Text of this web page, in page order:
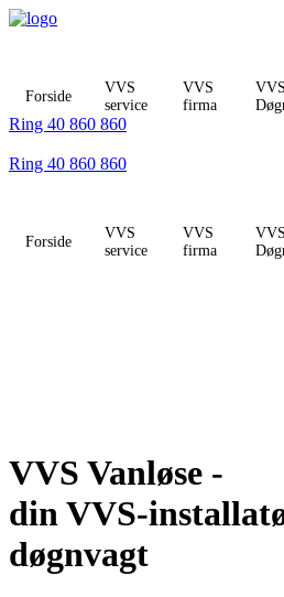
Videre
Forside
VVS
service
VVS
firma
VVS
Ring 40 860 860
Ring 40 860 860
Forside
VVS
service
VVS
firma
VVS
VVS Vanløse -
din VVS-
døgnvagt